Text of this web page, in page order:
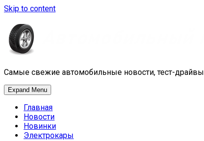
Skip to content
Самые свежие автомобильные новости, тест-драйвы
Expand Menu
Главная
Новости
Новинки
Электрокары